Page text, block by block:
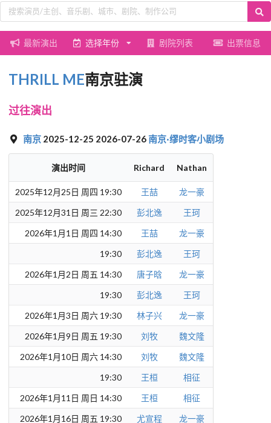
最新演出 选择年份 剧院列表 出票信息
THRILL ME南京驻演
过往演出
南京 2025-12-25 2026-07-26 南京·缪时客小剧场
演出时间 Richard Nathan
2025年12月25日 周四 19:30 王喆
龙一豪
2025年12月31日 周三 22:30
彭北逸
王珂
2026年1月1日 周四 14:30
王喆
龙一豪
19:30
彭北逸
王珂
2026年1月2日 周五 14:30
唐子晗
龙一豪
19:30
彭北逸
王珂
2026年1月3日 周六 19:30
林子兴
龙一豪
2026年1月9日 周五 19:30
刘牧
魏文隆
2026年1月10日 周六 14:30
刘牧
魏文隆
19:30
王桓
相征
2026年1月11日 周日 14:30
王桓
相征
2026年1月16日 周五 19:30
尤宣程
龙一豪